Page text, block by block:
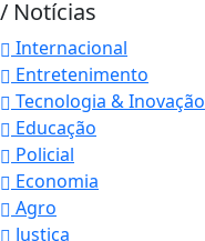
/ Notícias
Internacional
Entretenimento
Tecnologia & Inovação
Educação
Policial
Economia
Agro
Justiça